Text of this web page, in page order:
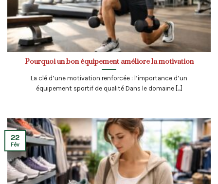
Pourquoi un bon équipement améliore la motivation
La clé d’une motivation renforcée : l’importance d’un
équipement sportif de qualité Dans le domaine [...]
22
Fév